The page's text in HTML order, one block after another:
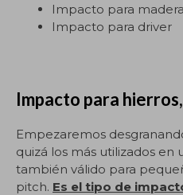
Impacto para
Impacto para driver
Impacto para
Empezaremos
quizá los más utilizados en
también válido para
pitch. Es el tipo de